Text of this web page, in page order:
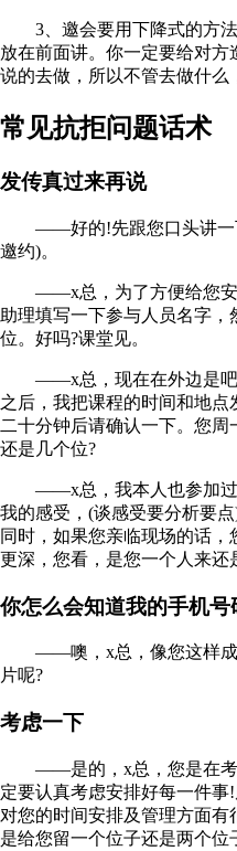
3、邀会要用下降式的方法
放在前面讲。你一定要给对
说的去做，所以不管去做什么
常见抗拒问题话术
发传真过来再说
——好的!先跟您口头讲一
邀约)。
——x总，为了方便给您安
助理填写一下参与人员名字
位。好吗?课堂见。
——x总，现在在外边是吧?
之后，我把课程的时间和地点
二十分钟后请确认一下。您
还是几个位?
——x总，我本人也参加过
我的感受，(谈感受要分析要
同时，如果您亲临现场的话
更深，您看，是您一个人来还
你怎么会知道我的手机号
——噢，x总，像您这样成
片呢?
考虑一下
——是的，x总，您是在考
定要认真考虑安排好每一件
对您的时间安排及管理方面
是给您留一个位子还是两个位